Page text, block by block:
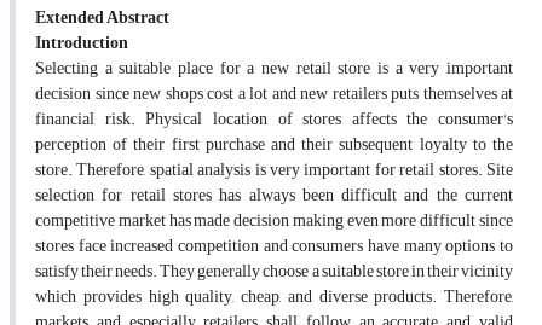
Extended Abstract
Introduction
Selecting a suitable place for a new retail store is a very important
decision since new shops cost a lot and new retailers puts themselves at
financial risk. Physical location of stores affects the consumer's
perception of their first purchase and their subsequent loyalty to the
store. Therefore, spatial analysis is very important for retail stores. Site
selection for retail stores has always been difficult and the current
competitive market has made decision making even more difficult since
stores face increased competition and consumers have many options to
satisfy their needs. They generally choose a suitable store in their vicinity
which provides high quality, cheap, and diverse products. Therefore,